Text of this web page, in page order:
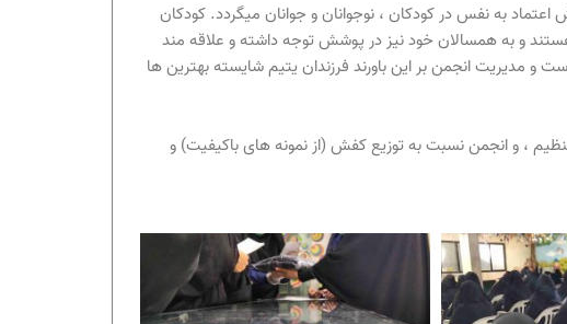
به نفس در کودکان ، نوجوانان و جوانان میگردد. کودکان
و به همسالان خود نیز در پوشش توجه داشته و علاقه مند
مدیریت انجمن بر این باورند فرزندان یتیم شایسته بهترین ها
، و انجمن نسبت به توزیع کفش (از نمونه های باکیفیت) و